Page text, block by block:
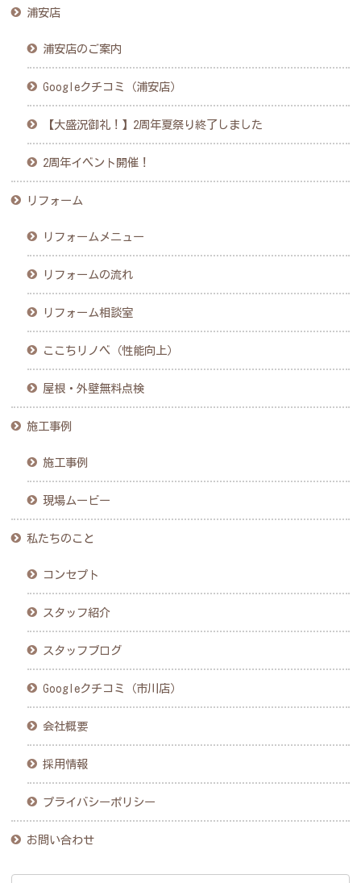
浦安店
浦安店のご案内
Googleクチコミ（浦安店）
【大盛況御礼！】2周年夏祭り終了しました
2周年イベント開催！
リフォーム
リフォームメニュー
リフォームの流れ
リフォーム相談室
ここちリノベ（性能向上）
屋根・外壁無料点検
施工事例
施工事例
現場ムービー
私たちのこと
コンセプト
スタッフ紹介
スタッフブログ
Googleクチコミ（市川店）
会社概要
採用情報
プライバシーポリシー
お問い合わせ